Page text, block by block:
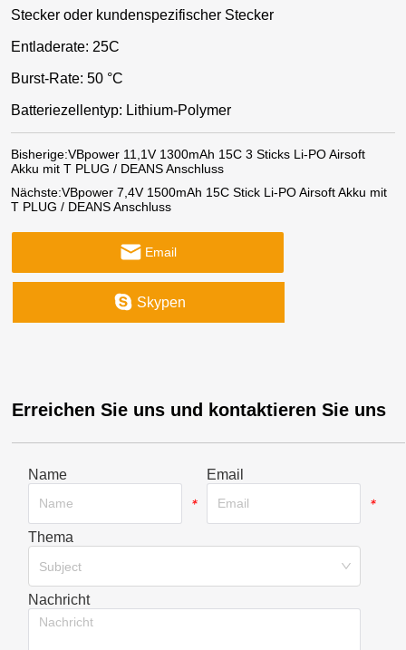
Stecker oder kundenspezifischer Stecker
Entladerate: 25C
Burst-Rate: 50 °C
Batteriezellentyp: Lithium-Polymer
Bisherige:VBpower 11,1V 1300mAh 15C 3 Sticks Li-PO Airsoft
Akku mit T PLUG / DEANS Anschluss
Nächste:VBpower 7,4V 1500mAh 15C Stick Li-PO Airsoft Akku mit
T PLUG / DEANS Anschluss
Email
Skypen
Erreichen Sie uns und kontaktieren Sie uns
Name
*
Email
*
Thema
Subject
Nachricht